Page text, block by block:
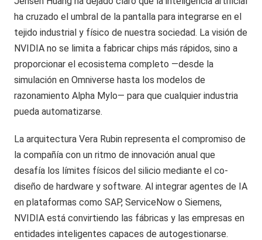
ha cruzado el umbral de la pantalla para integrarse en el
tejido industrial y físico de nuestra sociedad. La visión de
NVIDIA no se limita a fabricar chips más rápidos, sino a
proporcionar el ecosistema completo —desde la
simulación en Omniverse hasta los modelos de
razonamiento Alpha Mylo— para que cualquier industria
pueda automatizarse.
La arquitectura Vera Rubin representa el compromiso de
la compañía con un ritmo de innovación anual que
desafía los límites físicos del silicio mediante el co-
diseño de hardware y software. Al integrar agentes de IA
en plataformas como SAP, ServiceNow o Siemens,
NVIDIA está convirtiendo las fábricas y las empresas en
entidades inteligentes capaces de autogestionarse.